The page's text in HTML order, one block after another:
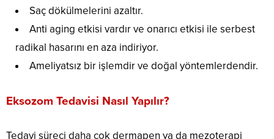
Saç dökülmelerini azaltır.
Anti aging etkisi vardır ve onarıcı etkisi ile serbest
radikal hasarını en aza indiriyor.
Ameliyatsız bir işlemdir ve doğal yöntemlerdendir.
Eksozom Tedavisi Nasıl Yapılır?
Tedavi süreci daha çok dermapen ya da mezoterapi